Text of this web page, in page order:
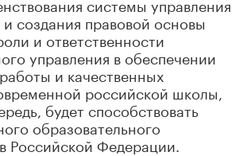
создания правовой основы
и ответственности
управления в обеспечении
и качественных
российской школы,
будет способствовать
образовательного
Российской Федерации.